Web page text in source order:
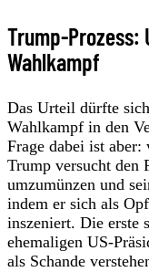
Trump-Prozess:
Wahlkampf
Das Urteil dürfte
Wahlkampf in den
Frage dabei ist
Trump versucht den
umzumünzen und
indem er sich als
inszeniert. Die erste
ehemaligen US-
als Schande